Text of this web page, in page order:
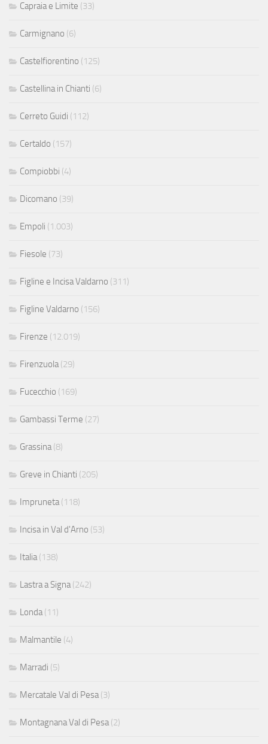
Capraia e Limite (33)
Carmignano (6)
Castelfiorentino (125)
Castellina in Chianti (6)
Cerreto Guidi (112)
Certaldo (157)
Compiobbi (4)
Dicomano (39)
Empoli (1.003)
Fiesole (73)
Figline e Incisa Valdarno (311)
Figline Valdarno (156)
Firenze (12.019)
Firenzuola(29)
Fucecchio (169)
Gambassi Terme (27)
Grassina(8)
Greve in Chianti (205)
Impruneta(118)
Incisa in Val d'Arno (53)
Italia(138)
Lastra a Signa(242)
Londa(11)
Malmantile (4)
Marradi (5)
Mercatale Val di Pesa(3)
Montagnana Val di Pesa(2)